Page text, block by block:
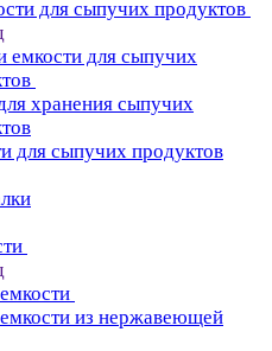
для сыпучих продуктов
емкости для сыпучих
хранения сыпучих
для сыпучих продуктов
из нержавеющей